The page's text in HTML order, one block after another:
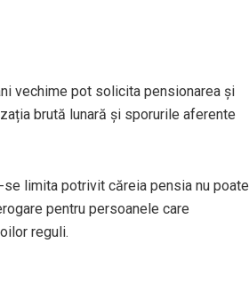
vechime pot solicita pensionarea și
brută lunară și sporurile aferente
limita potrivit căreia pensia nu poate
pentru persoanele care
reguli.